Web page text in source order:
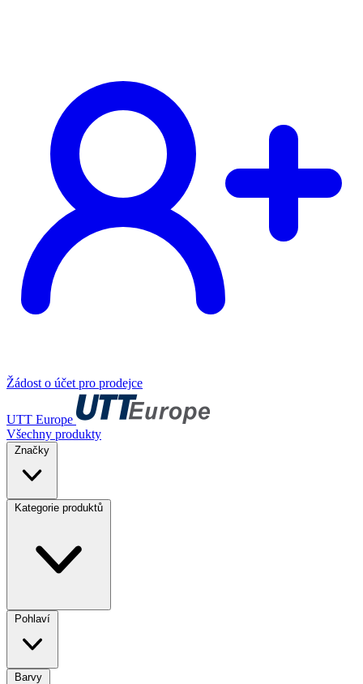
Žádost o účet pro prodejce
UTT Europe
Všechny produkty
Značky
Kategorie produktů
Pohlaví
Barvy